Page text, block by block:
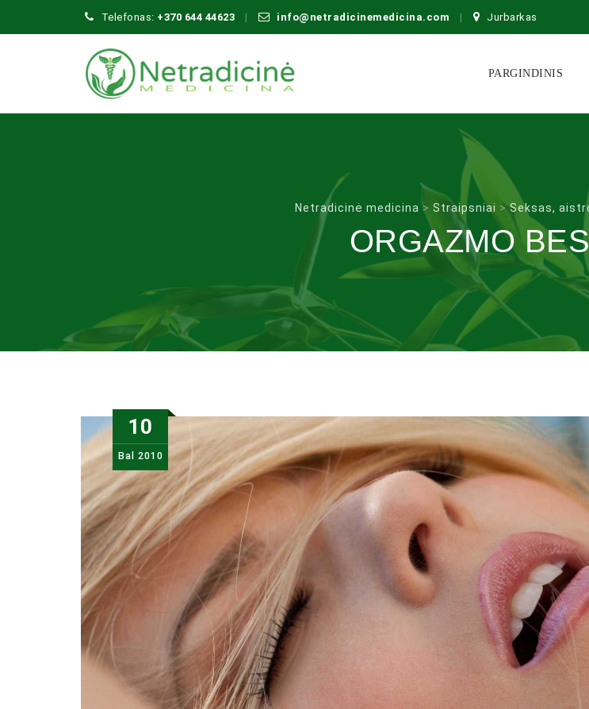
Telefonas: +370 644 44623 info@netradicinemedicina.com Jurbarkas
content
PARGINDINIS
Netradicinė medicina > Straipsniai >Seksas,
ORGAZMO
10
Bal 2010